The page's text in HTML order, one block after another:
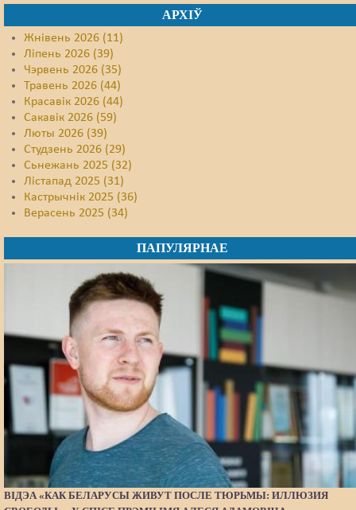
АРХІЎ
Жнівень 2026 (11)
Ліпень 2026 (39)
Чэрвень 2026 (35)
Травень 2026 (44)
Красавік 2026 (44)
Сакавік 2026 (59)
Люты 2026 (39)
Студзень 2026 (29)
Сьнежань 2025 (32)
Лістапад 2025 (31)
Кастрычнік 2025 (36)
Верасень 2025 (34)
ПАПУЛЯРНАЕ
ВІДЭА «КАК БЕЛАРУСЫ ЖИВУТ ПОСЛЕ ТЮРЬМЫ: ИЛЛЮЗИЯ